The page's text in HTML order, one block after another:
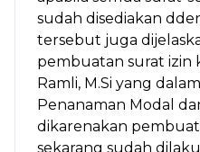
sudah disediakan
tersebut juga
pembuatan surat izin
Ramli, M.Si yang
Penanaman Modal
dikarenakan
sekarang sudah